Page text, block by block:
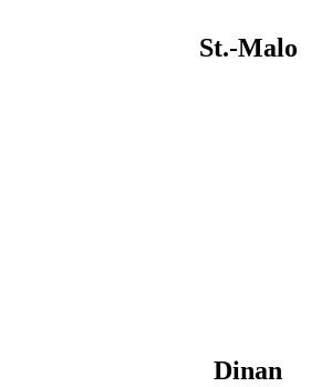
St.-Malo
Dinan